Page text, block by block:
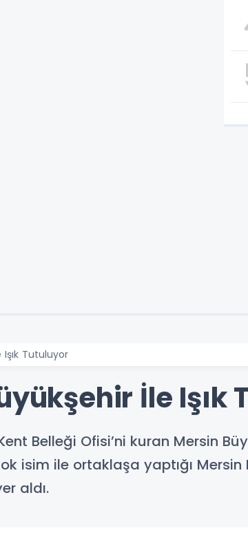
Işık Tutuluyor
İle Işık
Belleği Ofisi’ni kuran Mersin
isim ile ortaklaşa yaptığı Mersin
aldı.